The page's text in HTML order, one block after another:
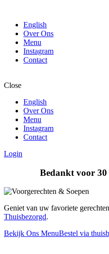
English
Over Ons
Menu
Instagram
Contact
Close
English
Over Ons
Menu
Instagram
Contact
Login
Bedankt voor 30
Geniet van uw favoriete
Thuisbezorgd.
Bekijk Ons MenuBestel via